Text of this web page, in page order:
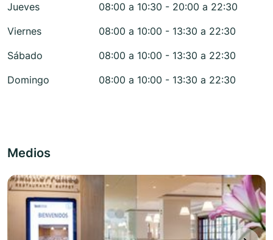
Jueves
08:00 a 10:30 - 20:00 a 22:30
Viernes
08:00 a 10:00 - 13:30 a 22:30
Sábado
08:00 a 10:00 - 13:30 a 22:30
Domingo
08:00 a 10:00 - 13:30 a 22:30
Medios